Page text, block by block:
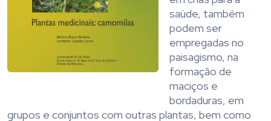
saúde, também
podem ser
empregadas no
paisagismo, na
formação de
maciços e
bordaduras, em
grupos e conjuntos com outras plantas, bem como